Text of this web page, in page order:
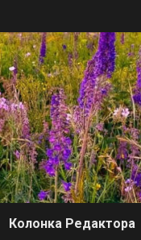
Колонка Редактора